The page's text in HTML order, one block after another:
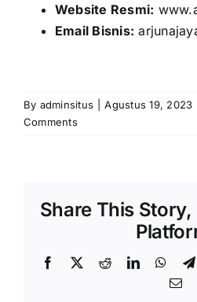
Website Resmi:
Email Bisnis:
By adminsitus Agustus 19, 2023
Comments
Share This
Facebook
X RedditLinkedIn